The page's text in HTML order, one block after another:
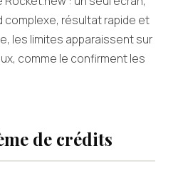
complexe, résultat rapide et
les limites apparaissent sur
comme le confirment les
de crédits